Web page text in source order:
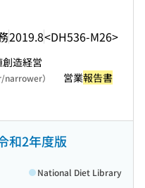
2019.8<DH536-M26>
造経営
） 営業報告書
和2年度版
National Diet Library